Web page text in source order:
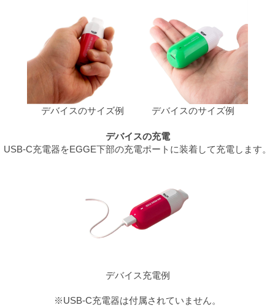
デバイスのサイズ例 デバイスのサイズ例
デバイスの充電
USB-C充電器をEGGE下部の充電ポートに装着して充電します。
デバイス充電例
※USB-C充電器は付属されていません。